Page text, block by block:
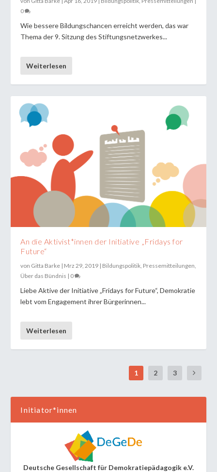
0
Wie bessere Bildungschancen erreicht werden, das war
Thema der 9. Sitzung des Stiftungsnetzwerkes...
Weiterlesen
An die Aktivist*innen der Initiative „Fridays for
Future“
von Gitta Barke | Mrz 29, 2019 | Bildungspolitik Pressemitteilungen
Über das Bündnis | 0
Liebe Aktive der Initiative „Fridays for Future“, Demokratie
lebt vom Engagement ihrer Bürgerinnen...
Weiterlesen
1 2 3
Initiator*innen
Deutsche Gesellschaft für Demokratiepädagogik e.V.